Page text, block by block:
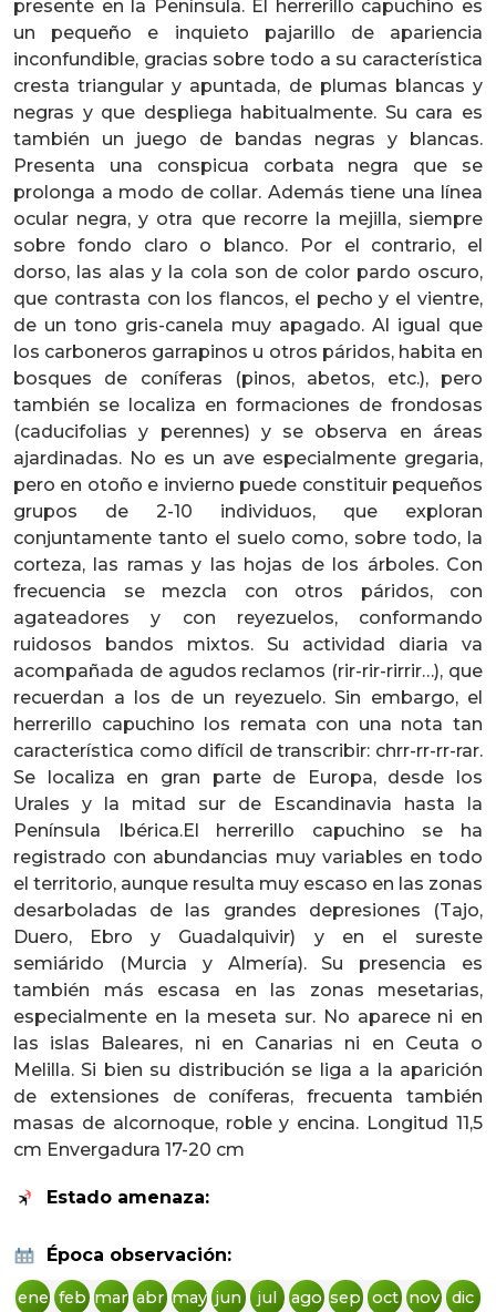
presente en la Península. El herrerillo capuchino es
un pequeño e inquieto pajarillo de apariencia
inconfundible, gracias sobre todo a su característica
cresta triangular y apuntada, de plumas blancas y
negras y que despliega habitualmente. Su cara es
también un juego de bandas negras y blancas.
Presenta una conspicua corbata negra que se
prolonga a modo de collar. Además tiene una línea
ocular negra, y otra que recorre la mejilla, siempre
sobre fondo claro o blanco. Por el contrario, el
dorso, las alas y la cola son de color pardo oscuro,
que contrasta con los flancos, el pecho y el vientre,
de un tono gris-canela muy apagado. Al igual que
los carboneros garrapinos u otros páridos, habita en
bosques de coníferas (pinos, abetos, etc.), pero
también se localiza en formaciones de frondosas
(caducifolias y perennes) y se observa en áreas
ajardinadas. No es un ave especialmente gregaria,
pero en otoño e invierno puede constituir pequeños
grupos de 2-10 individuos, que exploran
conjuntamente tanto el suelo como, sobre todo, la
corteza, las ramas y las hojas de los árboles. Con
frecuencia se mezcla con otros páridos, con
agateadores y con reyezuelos, conformando
ruidosos bandos mixtos. Su actividad diaria va
acompañada de agudos reclamos (rir-rir-rirrir…), que
recuerdan a los de un reyezuelo. Sin embargo, el
herrerillo capuchino los remata con una nota tan
característica como difícil de transcribir: chrr-rr-rr-rar.
Se localiza en gran parte de Europa, desde los
Urales y la mitad sur de Escandinavia hasta la
Península Ibérica.El herrerillo capuchino se ha
registrado con abundancias muy variables en todo
el territorio, aunque resulta muy escaso en las zonas
desarboladas de las grandes depresiones (Tajo,
Duero, Ebro y Guadalquivir) y en el sureste
semiárido (Murcia y Almería). Su presencia es
también más escasa en las zonas mesetarias,
especialmente en la meseta sur. No aparece ni en
las islas Baleares, ni en Canarias ni en Ceuta o
Melilla. Si bien su distribución se liga a la aparición
de extensiones de coníferas, frecuenta también
masas de alcornoque, roble y encina. Longitud 11,5
cm Envergadura 17-20 cm
Estado amenaza:
Época observación:
ene feb mar abr may jun jul ago sep oct nov dic